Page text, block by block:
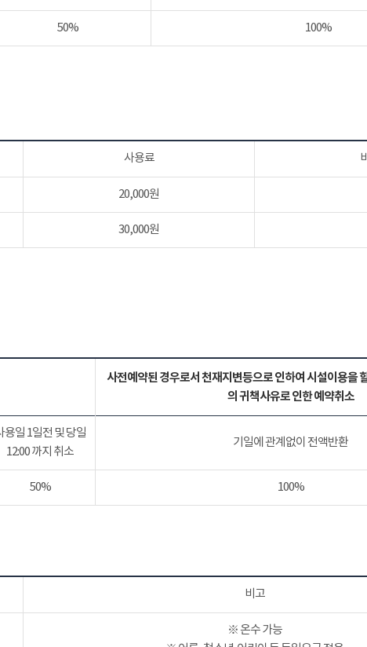
50% 100%
사용료
20,000원
30,000원
사전예약된 경우로서 천재지변등으로 인하여 시설이용을
의 귀책사유로 인한 예약취소
용일 1일전 및 당일
12:00 까지 취소
기일에 관계없이 전액반환
50% 100%
비고
※ 온수 가능